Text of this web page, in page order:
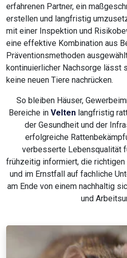
erfahrenen Partner, ein
erstellen und langfristig
mit einer Inspektion und
eine effektive Kombination aus
Präventionsmethoden
kontinuierlicher Nachsorge lässt
keine neuen Tiere nachrücken.
So bleiben Häuser,
Bereiche in Velten langfristig
der Gesundheit und der
erfolgreiche
verbesserte Lebensqualität
frühzeitig informiert, die
und im Ernstfall auf fachliche
am Ende von einem nachhaltig
und